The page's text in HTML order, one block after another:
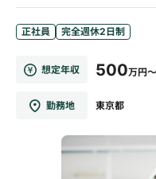
正社員 完全週休2日制
想定年収 500万円～
勤務地 東京都